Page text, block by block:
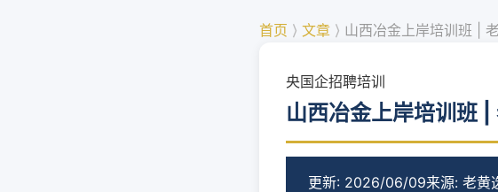
首页 ⟩ 文章 ⟩ 山西冶金上岸培训班 |
央国企招聘培训
山西冶金上岸培训班
更新: 2026/06/09来源: 老黄